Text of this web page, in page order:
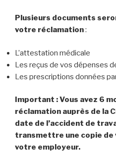
Plusieurs documents
votre réclamation:
L’attestation médicale
Les reçus de vos dépenses
Les prescriptions données
Important : Vous avez 6
réclamation auprès de la
date de l’accident de
transmettre une copie de
votre employeur.